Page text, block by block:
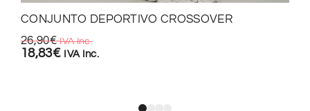
CONJUNTO DEPORTIVO CROSSOVER
26,90€ IVA Inc.
18,83€ IVA Inc.